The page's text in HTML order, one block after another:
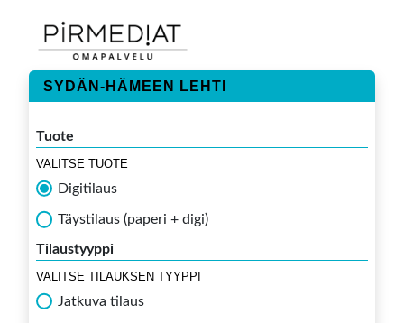
SYDÄN-HÄMEEN LEHTI
Tuote
VALITSE TUOTE
Digitilaus
Täystilaus (paperi + digi)
Tilaustyyppi
VALITSE TILAUKSEN TYYPPI
Jatkuva tilaus